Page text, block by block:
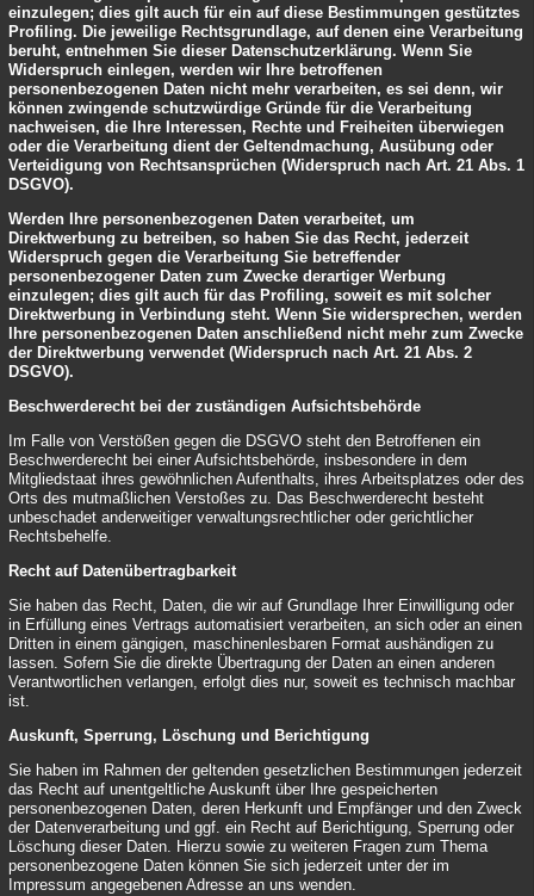
einzulegen; dies gilt auch für ein auf diese Bestimmungen gestütztes
Profiling. Die jeweilige Rechtsgrundlage, auf denen eine Verarbeitung
beruht, entnehmen Sie dieser Datenschutzerklärung. Wenn Sie
Widerspruch einlegen, werden wir Ihre betroffenen
personenbezogenen Daten nicht mehr verarbeiten, es sei denn, wir
können zwingende schutzwürdige Gründe für die Verarbeitung
nachweisen, die Ihre Interessen, Rechte und Freiheiten überwiegen
oder die Verarbeitung dient der Geltendmachung, Ausübung oder
Verteidigung von Rechtsansprüchen (Widerspruch nach Art. 21 Abs. 1
DSGVO).
Werden Ihre personenbezogenen Daten verarbeitet, um
Direktwerbung zu betreiben, so haben Sie das Recht, jederzeit
Widerspruch gegen die Verarbeitung Sie betreffender
personenbezogener Daten zum Zwecke derartiger Werbung
einzulegen; dies gilt auch für das Profiling, soweit es mit solcher
Direktwerbung in Verbindung steht. Wenn Sie widersprechen, werden
Ihre personenbezogenen Daten anschließend nicht mehr zum Zwecke
der Direktwerbung verwendet (Widerspruch nach Art. 21 Abs. 2
DSGVO).
Beschwerderecht bei der zuständigen Aufsichtsbehörde
Im Falle von Verstößen gegen die DSGVO steht den Betroffenen ein
Beschwerderecht bei einer Aufsichtsbehörde, insbesondere in dem
Mitgliedstaat ihres gewöhnlichen Aufenthalts, ihres Arbeitsplatzes oder des
Orts des mutmaßlichen Verstoßes zu. Das Beschwerderecht besteht
unbeschadet anderweitiger verwaltungsrechtlicher oder gerichtlicher
Rechtsbehelfe.
Recht auf Datenübertragbarkeit
Sie haben das Recht, Daten, die wir auf Grundlage Ihrer Einwilligung oder
in Erfüllung eines Vertrags automatisiert verarbeiten, an sich oder an einen
Dritten in einem gängigen, maschinenlesbaren Format aushändigen zu
lassen. Sofern Sie die direkte Übertragung der Daten an einen anderen
Verantwortlichen verlangen, erfolgt dies nur, soweit es technisch machbar
ist.
Auskunft, Sperrung, Löschung und Berichtigung
Sie haben im Rahmen der geltenden gesetzlichen Bestimmungen jederzeit
das Recht auf unentgeltliche Auskunft über Ihre gespeicherten
personenbezogenen Daten, deren Herkunft und Empfänger und den Zweck
der Datenverarbeitung und ggf. ein Recht auf Berichtigung, Sperrung oder
Löschung dieser Daten. Hierzu sowie zu weiteren Fragen zum Thema
personenbezogene Daten können Sie sich jederzeit unter der im
Impressum angegebenen Adresse an uns wenden.